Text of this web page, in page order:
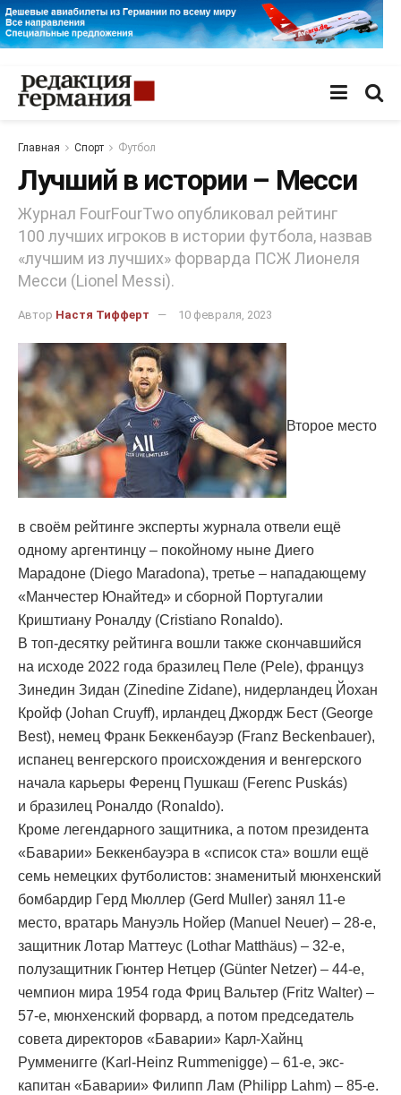
Главная Спорт Футбол
Лучший в истории – Месси
Журнал FourFourTwo опубликовал рейтинг
100 лучших игроков в истории футбола, назвав
«лучшим из лучших» форварда ПСЖ Лионеля
Месси (Lionel Messi).
Автор Настя Тифферт 10 февраля, 2023
Второе место
в своём рейтинге эксперты журнала отвели ещё
одному аргентинцу – покойному ныне Диего
Марадоне (Diego Maradona), третье – нападающему
«Манчестер Юнайтед» и сборной Португалии
Криштиану Роналду (Cristiano Ronaldo).
В топ-десятку рейтинга вошли также скончавшийся
на исходе 2022 года бразилец Пеле (Pele), француз
Зинедин Зидан (Zinedine Zidane), нидерландец Йохан
Кройф (Johan Cruyff), ирландец Джордж Бест (George
Best), немец Франк Беккенбауэр (Franz Beckenbauer),
испанец венгерского происхождения и венгерского
начала карьеры Ференц Пушкаш (Ferenc Puskás)
и бразилец Роналдо (Ronaldo).
Кроме легендарного защитника, а потом президента
«Баварии» Беккенбауэра в «список ста» вошли ещё
семь немецких футболистов: знаменитый мюнхенский
бомбардир Герд Мюллер (Gerd Muller) занял 11-е
место, вратарь Мануэль Нойер (Manuel Neuer) – 28-е,
защитник Лотар Маттеус (Lothar Matthäus) – 32-е,
полузащитник Гюнтер Нетцер (Günter Netzer) – 44-е,
чемпион мира 1954 года Фриц Вальтер (Fritz Walter) –
57-е, мюнхенский форвард, а потом председатель
совета директоров «Баварии» Карл-Хайнц
Румменигге (Karl-Heinz Rummenigge) – 61-е, экс-
капитан «Баварии» Филипп Лам (Philipp Lahm) – 85-е.